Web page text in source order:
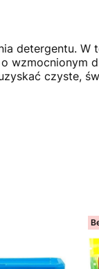
detergentu. W
wzmocnionym
czyste,